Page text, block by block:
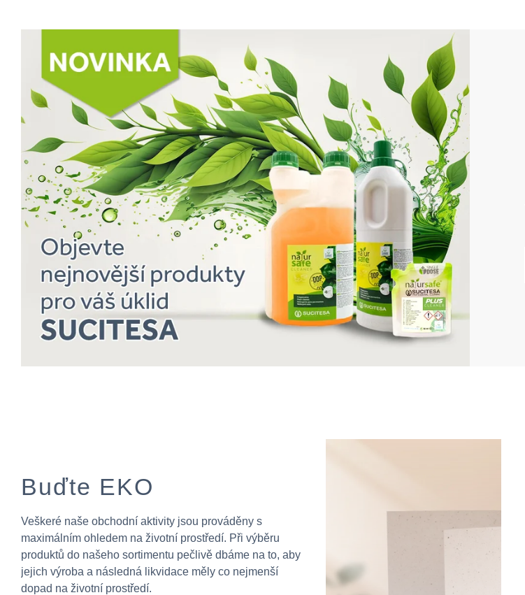
Buďte EKO
Veškeré naše obchodní aktivity jsou prováděny s
maximálním ohledem na životní prostředí. Při výběru
produktů do našeho sortimentu pečlivě dbáme na to, aby
jejich výroba a následná likvidace měly co nejmenší
dopad na životní prostředí.